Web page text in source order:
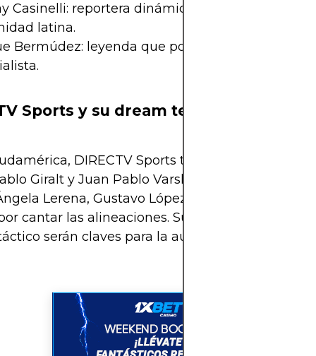
Casinelli: reportera dinámica, conectada con la
latina.
Bermúdez: leyenda que podría tener su
Sports y su dream team
DIRECTV Sports también tendrá
Giralt y Juan Pablo Varsky estarían
Lerena, Gustavo López y el popular
cantar las alineaciones. Su tono emocional y
serán claves para la audiencia del Cono